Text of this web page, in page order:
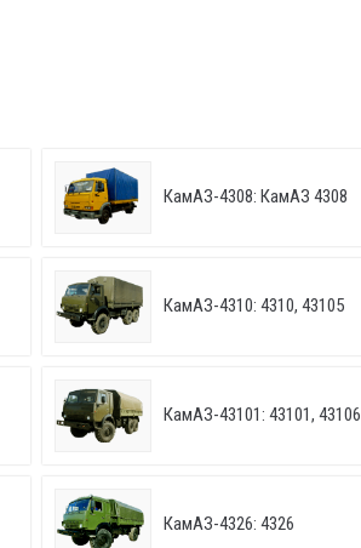
КамАЗ-4308: КамАЗ 4308
КамАЗ-4310: 4310, 43105
КамАЗ-43101: 43101, 43106
КамАЗ-4326: 4326